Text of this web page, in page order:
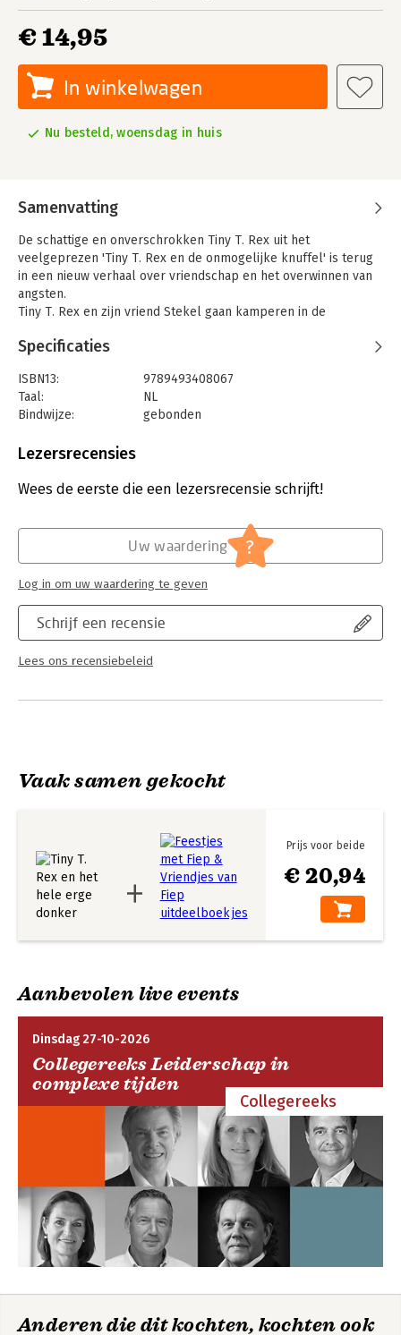
€ 14,95
In winkelwagen
Nu besteld, woensdag in huis
Samenvatting
De schattige en onverschrokken Tiny T. Rex uit het
veelgeprezen 'Tiny T. Rex en de onmogelijke knuffel' is terug
in een nieuw verhaal over vriendschap en het overwinnen van
angsten.
Tiny T. Rex en zijn vriend Stekel gaan kamperen in de
nachtlampjes lijkt het buiten opeens HEEL ERG donker... en vol
om het donker op afstand te houden! Dit hartverwarmende en
grappige avontuur met Tiny T. Rex laat zien dat vrienden altijd
een manier vinden om hun angsten samen te trotseren – ook
Specificaties
ISBN13:
9789493408067
Taal:
NL
Bindwijze:
gebonden
Uitgever:
Verschijningsdatum:
19-6-2025
Lezersrecensies
Wees de eerste die een lezersrecensie schrijft!
Schrijf een recensie
Lees ons recensiebeleid
Uw waardering ?
Log in om uw waardering te geven
Vaak samen gekocht
€ 20,94
Prijs voor beide
Aanbevolen live events
Dinsdag 27-10-2026
Collegereeks Leiderschap in
complexe tijden
Collegereeks
Anderen die dit kochten, kochten ook